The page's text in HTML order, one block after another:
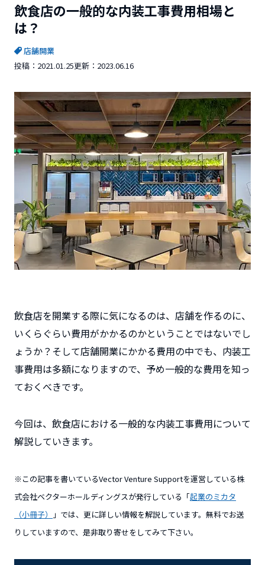
飲食店の一般的な内装工事費用相場と
は？
店舗開業
投稿： 2021.01.25更新： 2023.06.16
飲食店を開業する際に気になるのは、店舗を作るのに、
いくらぐらい費用がかかるのかということではないでし
ょうか？そして店舗開業にかかる費用の中でも、内装工
事費用は多額になりますので、予め一般的な費用を知っ
ておくべきです。
今回は、飲食店における一般的な内装工事費用について
解説していきます。
※この記事を書いているVector Venture Supportを運営している株
式会社ベクターホールディングスが発行している「起業のミカタ
（小冊子）
」では、更に詳しい情報を解説しています。無料でお送
りしていますので、是非取り寄せをしてみて下さい。